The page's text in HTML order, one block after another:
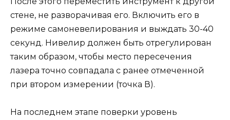
стене, не разворачивая его. Включить его в
режиме самоневелирования и выждать 30-40
секунд. Нивелир должен быть отрегулирован
таким образом, чтобы место пересечения
лазера точно совпадала с ранее отмеченной
при втором измерении (точка В).
На последнем этапе поверки уровень